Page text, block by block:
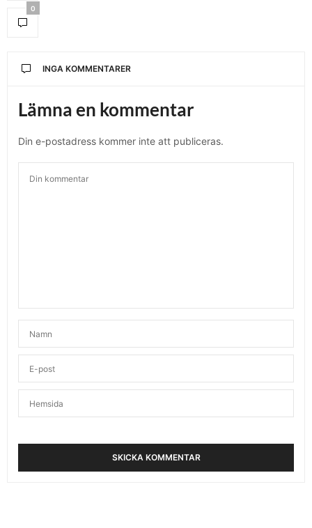
0
INGA KOMMENTARER
Lämna en kommentar
Din e-postadress kommer inte att publiceras.